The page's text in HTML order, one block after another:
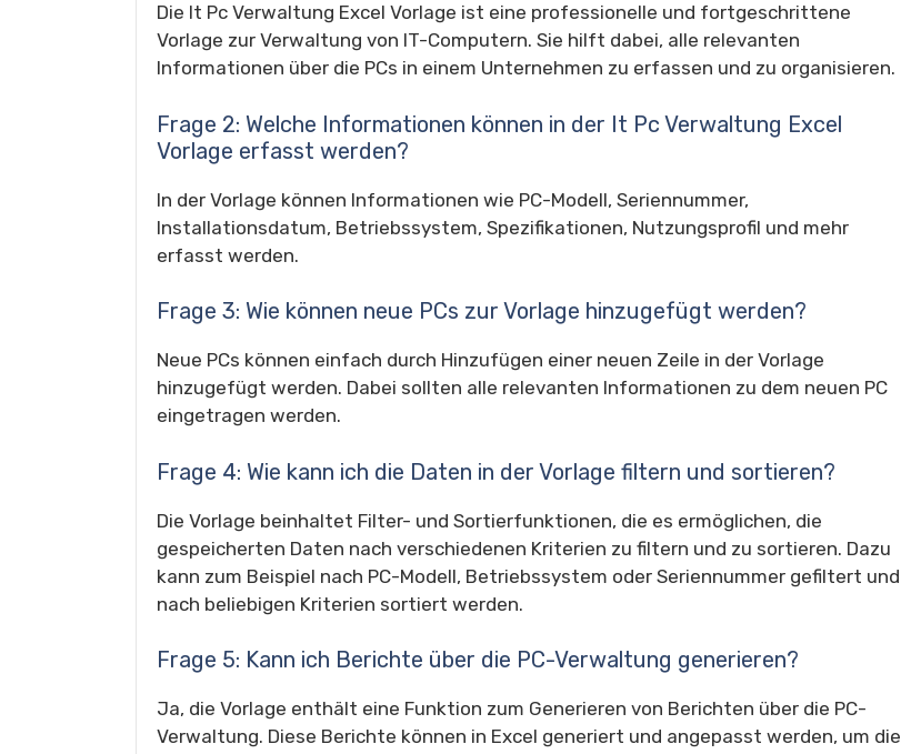
Die It Pc Verwaltung Excel Vorlage ist eine professionelle und fortgeschrittene
Vorlage zur Verwaltung von IT-Computern. Sie hilft dabei, alle relevanten
Informationen über die PCs in einem Unternehmen zu erfassen und zu organisieren.
Frage 2: Welche Informationen können in der It Pc Verwaltung Excel
Vorlage erfasst werden?
In der Vorlage können Informationen wie PC-Modell, Seriennummer,
Installationsdatum, Betriebssystem, Spezifikationen, Nutzungsprofil und mehr
erfasst werden.
Frage 3: Wie können neue PCs zur Vorlage hinzugefügt werden?
Neue PCs können einfach durch Hinzufügen einer neuen Zeile in der Vorlage
hinzugefügt werden. Dabei sollten alle relevanten Informationen zu dem neuen PC
eingetragen werden.
Frage 4: Wie kann ich die Daten in der Vorlage filtern und sortieren?
Die Vorlage beinhaltet Filter- und Sortierfunktionen, die es ermöglichen, die
gespeicherten Daten nach verschiedenen Kriterien zu filtern und zu sortieren. Dazu
kann zum Beispiel nach PC-Modell, Betriebssystem oder Seriennummer gefiltert und
nach beliebigen Kriterien sortiert werden.
Frage 5: Kann ich Berichte über die PC-Verwaltung generieren?
Ja, die Vorlage enthält eine Funktion zum Generieren von Berichten über die PC-
Verwaltung. Diese Berichte können in Excel generiert und angepasst werden, um die